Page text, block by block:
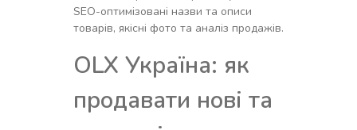
SEO-оптимізовані назви та описи
товарів, якісні фото та аналіз продажів.
OLX Україна: як
продавати нові та